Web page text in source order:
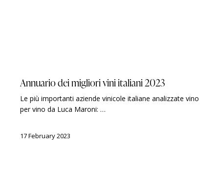
Annuario dei migliori vini italiani 2023
Le più importanti aziende vinicole italiane analizzate vino
per vino da Luca Maroni: …
17 February 2023